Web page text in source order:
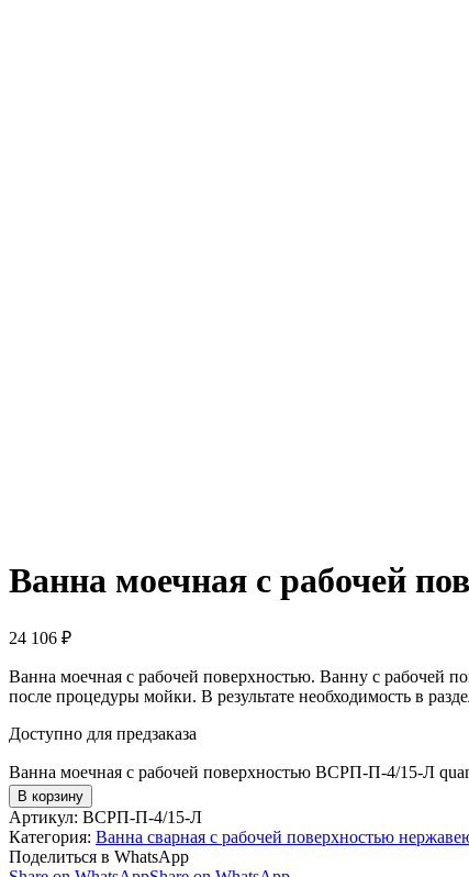
Ванна моечная с рабочей
24 106 ₽
Ванна моечная с рабочей поверхностью. Ванну с рабочей
после процедуры мойки. В результате необходимость в
Доступно для предзаказа
Ванна моечная с рабочей поверхностью ВСРП-П-4/15-Л
В корзину
Артикул: ВСРП-П-4/15-Л
Категория: Ванна сварная с рабочей поверхностью
Поделиться в WhatsApp